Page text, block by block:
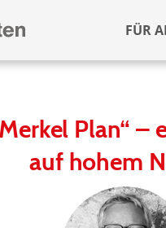
FÜR
Plan“ –
auf hohem